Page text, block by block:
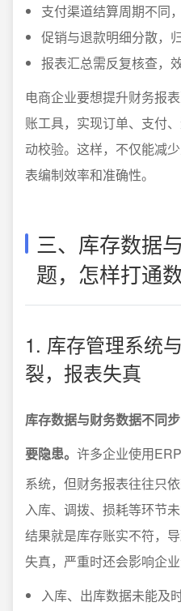
支付渠道结算周期不同
促销与退款明细分散，
报表汇总需反复核查，
电商企业要想提升财务报
账工具，实现订单、支付
动校验。这样，不仅能减
表编制效率和准确性。
三、库存数据
题，怎样打通
1. 库存管理系统
裂，报表失真
库存数据与财务数据不同
要隐患。 许多企业使用
系统，但财务报表往往只
入库、调拨、损耗等环节
结果就是库存账实不符，
失真，严重时还会影响企
入库、出库数据未能及